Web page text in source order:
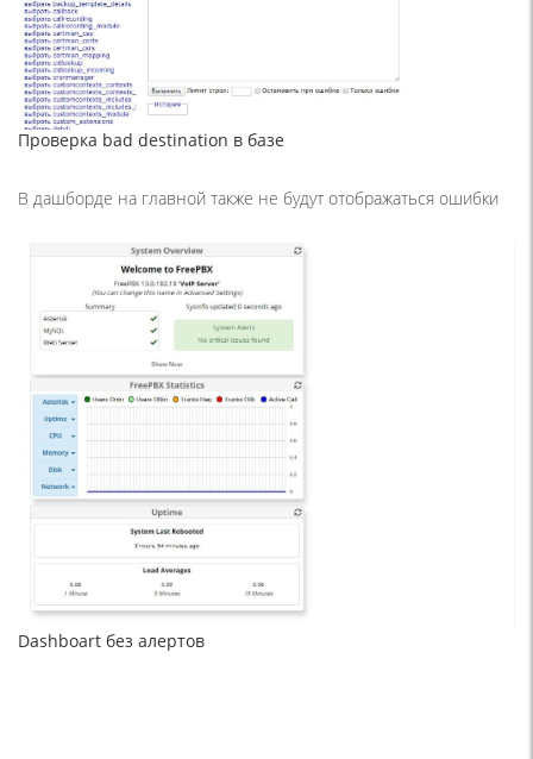
Проверка bad destination в базе
В дашборде на главной также не будут отображаться ошибки
Dashboart без алертов